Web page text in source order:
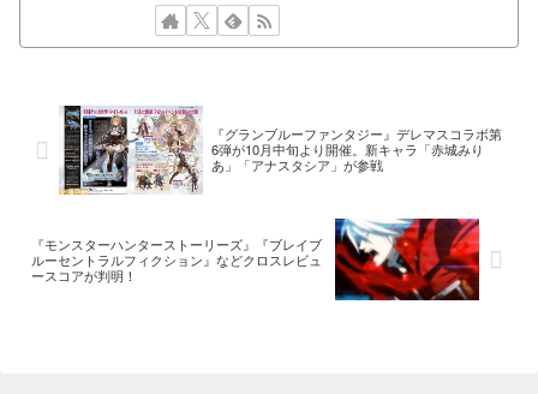
『グランブルーファンタジー』デレマスコラボ第
6弾が10月中旬より開催。新キャラ「赤城みり
あ」「アナスタシア」が参戦
『モンスターハンターストーリーズ』『ブレイブ
ルーセントラルフィクション』などクロスレビュ
ースコアが判明！